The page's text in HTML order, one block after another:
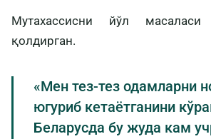
Мутахассисни йўл
қолдирган.
«Мен тез-тез одамларни
югуриб кетаётганини
Беларусда бу жуда кам